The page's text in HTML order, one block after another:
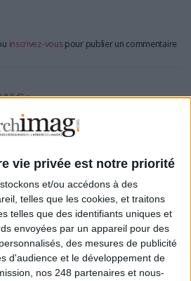
vie privée est notre priorité
stockons et/ou accédons à des
telles que les cookies, et traitons
telles que des identifiants uniques et
envoyées par un appareil pour des
des mesures de publicité
d'audience et le développement de
nos 248 partenaires et nous-
inscrivez-vous pour publier un commentaire
inédites de Led Zeppelin refont
beau but de tous les temps, signé Pelé,
grâce à l'IA et aux archives